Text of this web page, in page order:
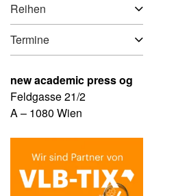
Reihen
Termine
new academic press og
Feldgasse 21/2
A – 1080 Wien